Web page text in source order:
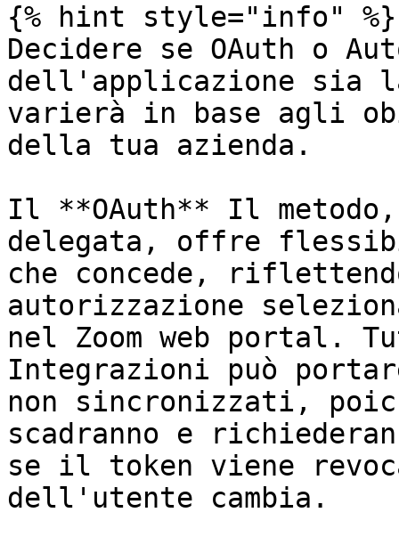
{% hint style="info" %}
Decidere se OAuth o
dell'applicazione sia
varierà in base agli
della tua azienda.
Il **OAuth** Il metodo,
delegata, offre
che concede,
autorizzazione
nel Zoom web portal.
Integrazioni può
non sincronizzati,
scadranno e
se il token viene
dell'utente cambia.